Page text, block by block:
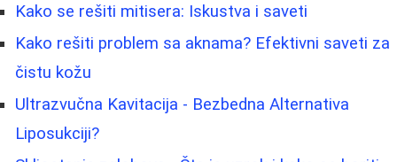
Kako se rešiti mitisera: Iskustva i saveti
Kako rešiti problem sa aknama? Efektivni saveti za
čistu kožu
Ultrazvučna Kavitacija - Bezbedna Alternativa
Liposukciji?